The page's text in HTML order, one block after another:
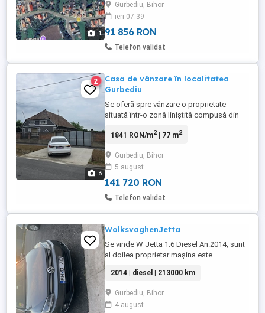
1
Gurbediu, Bihor
ieri 07:39
91 856 RON
Telefon validat
3
2
Casa de vânzare în localitatea
Gurbediu
Se oferă spre vânzare o proprietate
situată într-o zonă liniștită compusă din
teren în suprafață totală de 2316 mp.
cat și pentru cei care își doresc o curte
spațioasă, grădină, și livadă. Pentru mai
multe informații ...
1841 RON/m2| 77 m2
Gurbediu, Bihor
5 august
141 720 RON
Telefon validat
WolksvaghenJetta
Se vinde W Jetta 1.6 Diesel An.2014, sunt
al doilea proprietar mașina este
și un pic reali Dotări:închidere centralizată
2 chei,clima,4geamuri electrice,încalzire în
scaune,dezaburire lunetă față spate pe
timp de iarnă,pilot automat,senzori de
2014 | diesel | 213000 km
Gurbediu, Bihor
4 august